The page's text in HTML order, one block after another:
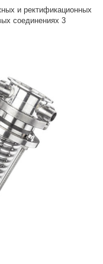
и ректификационных
соединениях 3